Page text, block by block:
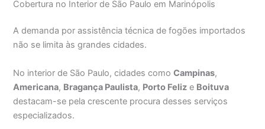
Cobertura no Interior de São Paulo em Marinópolis
A demanda por assistência técnica de fogões importados
não se limita às grandes cidades.
No interior de São Paulo, cidades comoCampinas,
Americana, Bragança Paulista, Porto Feliz e Boituva
destacam-se pela crescente procura desses serviços
especializados.